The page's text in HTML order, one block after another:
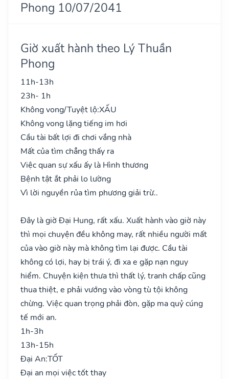
Phong 10/07/2041
Giờ xuất hành theo Lý Thuần
Phong
11h-13h
23h- 1h
Không vong/Tuyệt lộ:XẤU
Không vong lặng tiếng im hơi
Cầu tài bất lợi đi chơi vắng nhà
Mất của tìm chẳng thấy ra
Việc quan sự xấu ấy là Hình thương
Bệnh tật ắt phải lo lường
Vì lời nguyền rủa tìm phương giải trừ..
Đây là giờ Đại Hung, rất xấu. Xuất hành vào giờ này
thì mọi chuyện đều không may, rất nhiều người mất
của vào giờ này mà không tìm lại được. Cầu tài
không có lợi, hay bị trái ý, đi xa e gặp nạn nguy
hiểm. Chuyện kiện thưa thì thất lý, tranh chấp cũng
thua thiệt, e phải vướng vào vòng tù tội không
chừng. Việc quan trọng phải đòn, gặp ma quỷ cúng
tế mới an.
1h-3h
13h-15h
Đại An:TỐT
Đại an mọi việc tốt thay